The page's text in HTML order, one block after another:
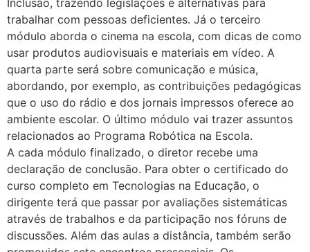
Inclusão, trazendo legislações e alternativas para
trabalhar com pessoas deficientes. Já o terceiro
módulo aborda o cinema na escola, com dicas de como
usar produtos audiovisuais e materiais em vídeo. A
quarta parte será sobre comunicação e música,
abordando, por exemplo, as contribuições pedagógicas
que o uso do rádio e dos jornais impressos oferece ao
ambiente escolar. O último módulo vai trazer assuntos
relacionados ao Programa Robótica na Escola.
A cada módulo finalizado, o diretor recebe uma
declaração de conclusão. Para obter o certificado do
curso completo em Tecnologias na Educação, o
dirigente terá que passar por avaliações sistemáticas
através de trabalhos e da participação nos fóruns de
discussões. Além das aulas a distância, também serão